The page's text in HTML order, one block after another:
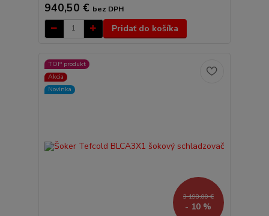
940,50 € bez DPH
Pridať do košíka
TOP produkt
Akcia
Novinka
3 198,00 €
- 10 %